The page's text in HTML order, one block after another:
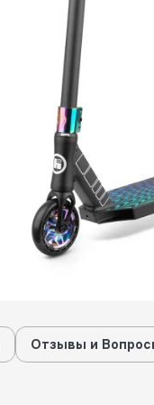
Отзывы и